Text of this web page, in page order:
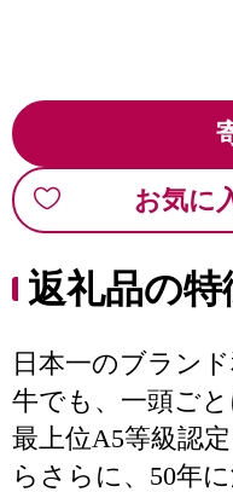
お気に
返礼品の特
日本一のブラン
牛でも、一頭ご
最上位A5等級認
らさらに、50年